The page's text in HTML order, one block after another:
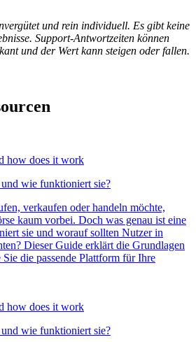
und rein individuell. Es gibt keine
Support-Antwortzeiten können
und der Wert kann steigen oder fallen.
wie funktioniert sie?
verkaufen oder handeln möchte,
kaum vorbei. Doch was genau ist eine
sie und worauf sollten Nutzer in
Dieser Guide erklärt die Grundlagen
die passende Plattform für Ihre
wie funktioniert sie?